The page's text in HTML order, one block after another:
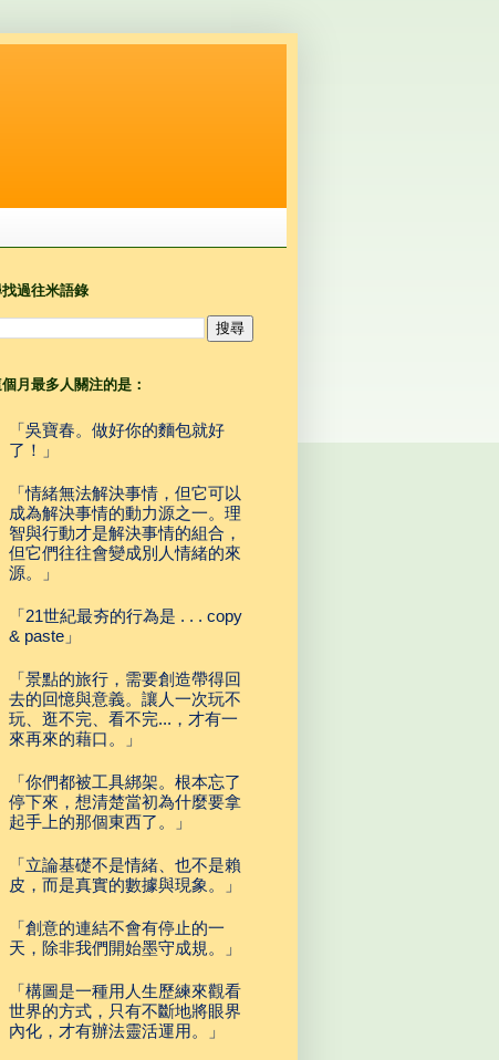
過往米語錄
月最多人關注的是：
「吳寶春。做好你的麵包就好
了！」
「情緒無法解決事情，但它可以
成為解決事情的動力源之一。理
智與行動才是解決事情的組合，
但它們往往會變成別人情緒的來
源。」
「21世紀最夯的行為是 . . . copy
& paste」
「景點的旅行，需要創造帶得回
去的回憶與意義。讓人一次玩不
玩、逛不完、看不完...，才有一
來再來的藉口。」
「你們都被工具綁架。根本忘了
停下來，想清楚當初為什麼要拿
起手上的那個東西了。」
「立論基礎不是情緒、也不是賴
皮，而是真實的數據與現象。」
「創意的連結不會有停止的一
天，除非我們開始墨守成規。」
「構圖是一種用人生歷練來觀看
世界的方式，只有不斷地將眼界
內化，才有辦法靈活運用。」